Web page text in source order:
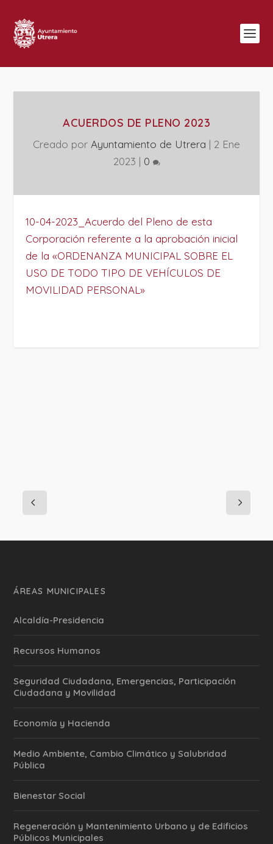
ACUERDOS DE PLENO 2023
Creado por Ayuntamiento de Utrera | 2 Ene
2023 | 0
10-04-2023_Acuerdo del Pleno de esta
Corporación referente a la aprobación inicial
de la «ORDENANZA MUNICIPAL SOBRE EL
USO DE TODO TIPO DE VEHÍCULOS DE
MOVILIDAD PERSONAL»
ÁREAS MUNICIPALES
Alcaldía-Presidencia
Recursos Humanos
Seguridad Ciudadana, Emergencias, Participación
Ciudadana y Movilidad
Economía y Hacienda
Medio Ambiente, Cambio Climático y Salubridad
Pública
Bienestar Social
Regeneración y Mantenimiento Urbano y de Edificios
Públicos Municipales